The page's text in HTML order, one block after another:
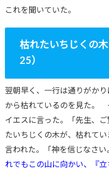
これを聞いていた。
枯れたいちじくの
25）
翌朝早く、一行は通りがか
から枯れているのを見た。
イエスに言った。「先生、
たいちじくの木が、枯れて
言われた。「神を信じなさ
れでもこの山に向かい、『立